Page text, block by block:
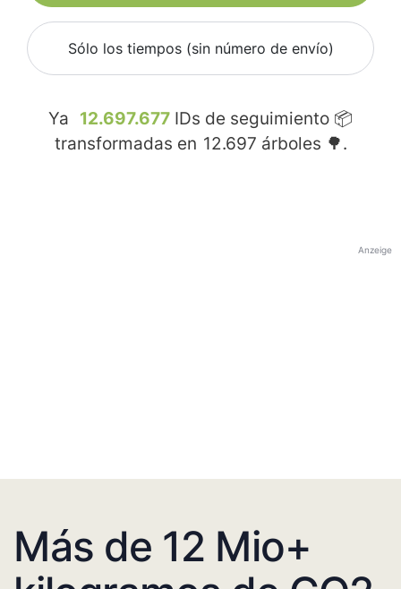
Sólo los tiempos (sin número de envío)
Ya 12.697.677 IDs de seguimiento 📦
transformadas en 12.697 árboles 🌳.
Anzeige
Más de 12 Mio+